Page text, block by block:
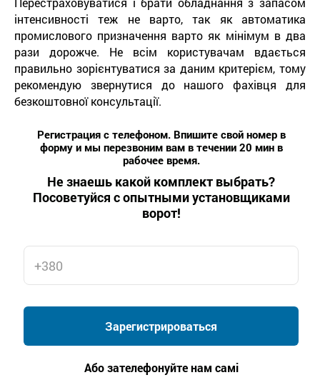
інтенсивності теж не варто, так як автоматика
промислового призначення варто як мінімум в два
рази дорожче. Не всім користувачам вдається
правильно зорієнтуватися за даним критерієм, тому
рекомендую звернутися до нашого фахівця для
безкоштовної консультації.
Регистрация с телефоном. Впишите свой номер в
форму и мы перезвоним вам в течении 20 мин в
рабочее время.
Не знаешь какой комплект выбрать?
Посоветуйся с опытными установщиками
ворот!
Або зателефонуйте нам самі
Зарегистрироваться